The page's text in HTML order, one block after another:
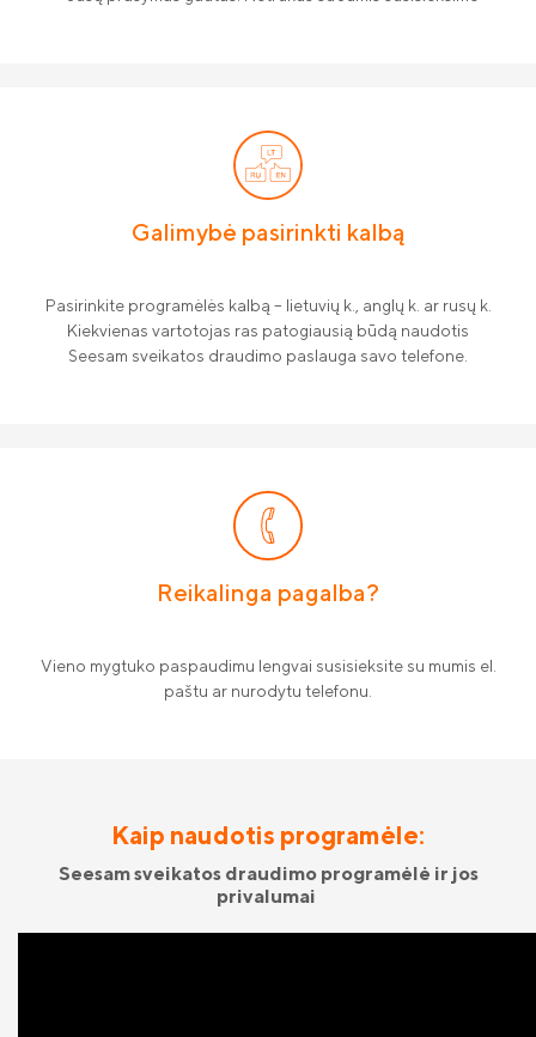
Galimybė pasirinkti kalbą
Pasirinkite programėlės kalbą – lietuvių k., anglų k. ar rusų k.
Kiekvienas vartotojas ras patogiausią būdą naudotis
Seesam sveikatos draudimo paslauga savo telefone.
Reikalinga pagalba?
Vieno mygtuko paspaudimu lengvai susisieksite su mumis el.
paštu ar nurodytu telefonu.
Kaip naudotis programėle:
Seesam sveikatos draudimo programėlė ir jos
privalumai